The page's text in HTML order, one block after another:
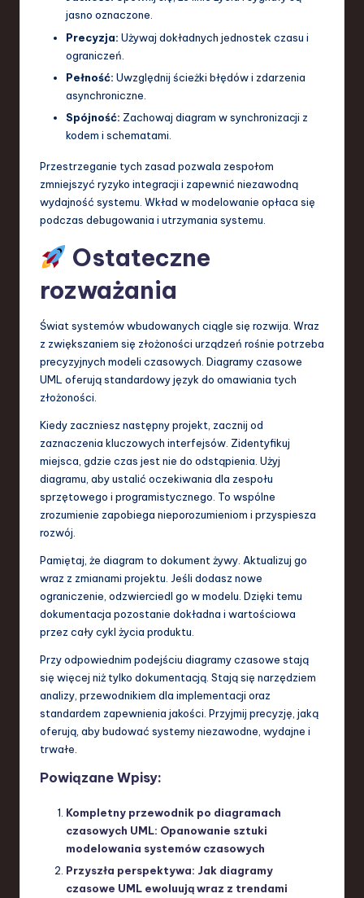
jasno oznaczone.
Precyzja: Używaj dokładnych jednostek czasu i
ograniczeń.
Pełność: Uwzględnij ścieżki błędów i zdarzenia
asynchroniczne.
Spójność: Zachowaj diagram w synchronizacji z
kodem i schematami.
Przestrzeganie tych zasad pozwala zespołom
zmniejszyć ryzyko integracji i zapewnić niezawodną
wydajność systemu. Wkład w modelowanie opłaca się
podczas debugowania i utrzymania systemu.
Ostateczne
rozważania
Świat systemów wbudowanych ciągle się rozwija. Wraz
z zwiększaniem się złożoności urządzeń rośnie potrzeba
precyzyjnych modeli czasowych. Diagramy czasowe
UML oferują standardowy język do omawiania tych
złożoności.
Kiedy zaczniesz następny projekt, zacznij od
zaznaczenia kluczowych interfejsów. Zidentyfikuj
miejsca, gdzie czas jest nie do odstąpienia. Użyj
diagramu, aby ustalić oczekiwania dla zespołu
sprzętowego i programistycznego. To wspólne
zrozumienie zapobiega nieporozumieniom i przyspiesza
rozwój.
Pamiętaj, że diagram to dokument żywy. Aktualizuj go
wraz z zmianami projektu. Jeśli dodasz nowe
ograniczenie, odzwierciedl go w modelu. Dzięki temu
dokumentacja pozostanie dokładna i wartościowa
przez cały cykl życia produktu.
Przy odpowiednim podejściu diagramy czasowe stają
się więcej niż tylko dokumentacją. Stają się narzędziem
analizy, przewodnikiem dla implementacji oraz
standardem zapewnienia jakości. Przyjmij precyzję, jaką
oferują, aby budować systemy niezawodne, wydajne i
trwałe.
Powiązane Wpisy:
Kompletny przewodnik po diagramach
czasowych UML: Opanowanie sztuki
modelowania systemów czasowych
Przyszła perspektywa: Jak diagramy
czasowe UML ewoluują wraz z trendami